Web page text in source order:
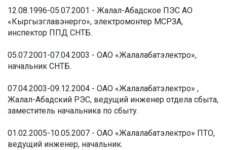
12.08.1996-05.07.2001 - Жалал-Абадское ПЭС АО
«Кыргызглавэнерго», электромонтер МСРЗА,
инспектор ППД СНТБ.
05.07.2001-07.04.2003 - ОАО «Жалалабатэлектро»,
начальник СНТБ.
07.04.2003-09.12.2004 - ОАО «Жалалабатэлектро» ,
Жалал-Абадский РЭС, ведущий инженер отдела сбыта,
заместитель начальника по сбыту.
01.02.2005-10.05.2007 - ОАО «Жалалабатэлектро» ПТО,
ведущий инженер, начальник.